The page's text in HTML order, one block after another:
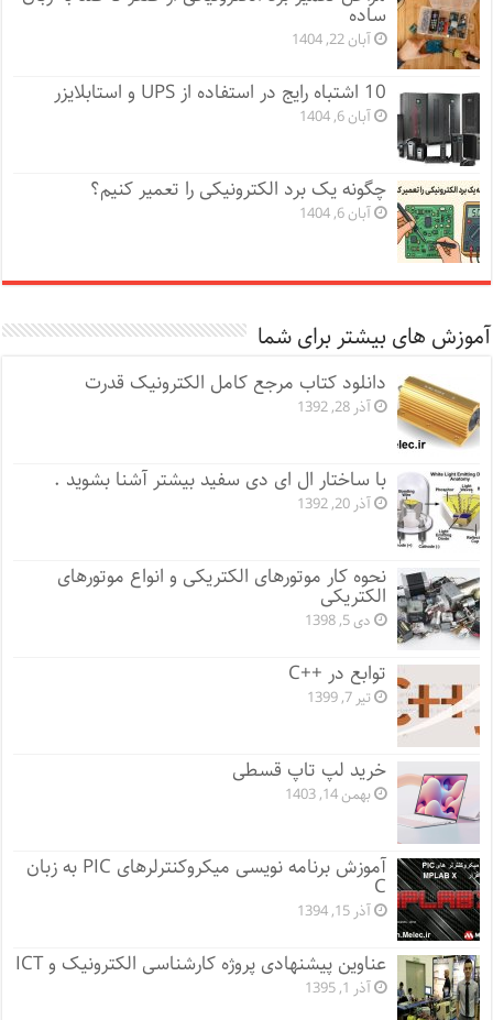
ساده
آبان 22, 1404
10 اشتباه رایج در استفاده از UPS و استابلایزر
آبان 6, 1404
چگونه یک برد الکترونیکی را تعمیر کنیم؟
آبان 6, 1404
آموزش های بیشتر برای شما
دانلود کتاب مرجع کامل الکترونیک قدرت
آذر 28, 1392
با ساختار ال ای دی سفید بیشتر آشنا بشوید .
آذر 20, 1392
نحوه کار موتورهای الکتریکی و انواع موتورهای
الکتریکی
دی 5, 1398
توابع در ++C
تیر 7, 1399
خرید لپ تاپ قسطی
بهمن 14, 1403
آموزش برنامه نویسی میکروکنترلرهای PIC به زبان
C
آذر 15, 1394
عناوین پیشنهادی پروژه کارشناسی الکترونیک و ICT
آذر 1, 1395